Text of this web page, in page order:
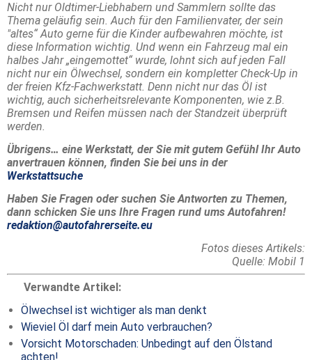
Nicht nur Oldtimer-Liebhabern und Sammlern sollte das
Thema geläufig sein. Auch für den Familienvater, der sein
"altes“ Auto gerne für die Kinder aufbewahren möchte, ist
diese Information wichtig. Und wenn ein Fahrzeug mal ein
halbes Jahr „eingemottet“ wurde, lohnt sich auf jeden Fall
nicht nur ein Ölwechsel, sondern ein kompletter Check-Up in
der freien Kfz-Fachwerkstatt. Denn nicht nur das Öl ist
wichtig, auch sicherheitsrelevante Komponenten, wie z.B.
Bremsen und Reifen müssen nach der Standzeit überprüft
werden.
Übrigens… eine Werkstatt, der Sie mit gutem Gefühl Ihr Auto
anvertrauen können, finden Sie bei uns in der
Werkstattsuche
Haben Sie Fragen oder suchen Sie Antworten zu Themen,
dann schicken Sie uns Ihre Fragen rund ums Autofahren!
redaktion@autofahrerseite.eu
Fotos dieses Artikels:
Quelle: Mobil 1
Verwandte Artikel:
Ölwechsel ist wichtiger als man denkt
Wieviel Öl darf mein Auto verbrauchen?
Vorsicht Motorschaden: Unbedingt auf den Ölstand
achten!